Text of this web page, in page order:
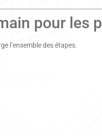
pour les
l’ensemble des étapes.